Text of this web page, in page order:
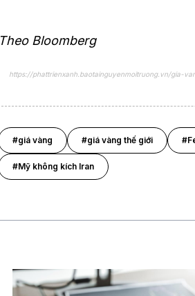
Theo Bloomberg
https://phattrienxanh.baotainguyenmoitruong.vn/
#giá vàng #giá vàng thế giới
#Mỹ không kích Iran